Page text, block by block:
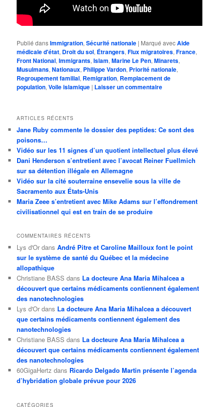
Publié dansImmigration,Sécurité nationale | Marqué avecAide
médicale d'état, Droit du sol, Étrangers,Flux migratoires,France,
Front National,Immigrants,Islam,Marine Le Pen,Minarets,
Musulmans,Nationaux, Philippe Vardon, Priorité nationale,
Regroupement familial, Remigration, Remplacement de
population,Voile islamique | Laisser un commentaire
ARTICLES RÉCENTS
Jane Ruby commente le dossier des peptides: Ce sont des
poisons…
Vidéo sur les 11 signes d’un quotient intellectuel plus élevé
Dani Henderson s’entretient avec l’avocat Reiner Fuellmich
sur sa détention illégale en Allemagne
Vidéo sur la cité souterraine ensevelie sous la ville de
Sacramento aux États-Unis
Maria Zeee s’entretient avec Mike Adams sur l’effondrement
civilisationnel qui est en train de se produire
COMMENTAIRES RÉCENTS
Lys d'Or dansAndré Pitre et Caroline Mailloux font le point
sur le système de santé du Québec et la médecine
allopathique
Christiane BASS dans La docteure Ana Maria Mihalcea a
découvert que certains médicaments contiennent également
des nanotechnologies
Lys d'Or dans La docteure Ana Maria Mihalcea a découvert
que certains médicaments contiennent également des
nanotechnologies
Christiane BASS dans La docteure Ana Maria Mihalcea a
découvert que certains médicaments contiennent également
des nanotechnologies
60GigaHertz dans Ricardo Delgado Martin présente l’agenda
d’hybridation globale prévue pour 2026
CATÉGORIES